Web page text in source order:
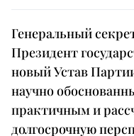
Генеральный
Президент
новый Устав
научно
практичным и
долгосрочную